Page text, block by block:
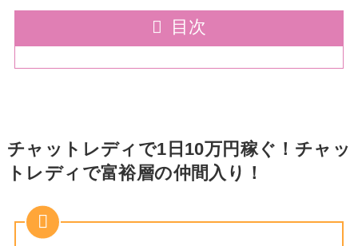
目次
チャットレディで1日10万円稼ぐ！チャッ
トレディで富裕層の仲間入り！